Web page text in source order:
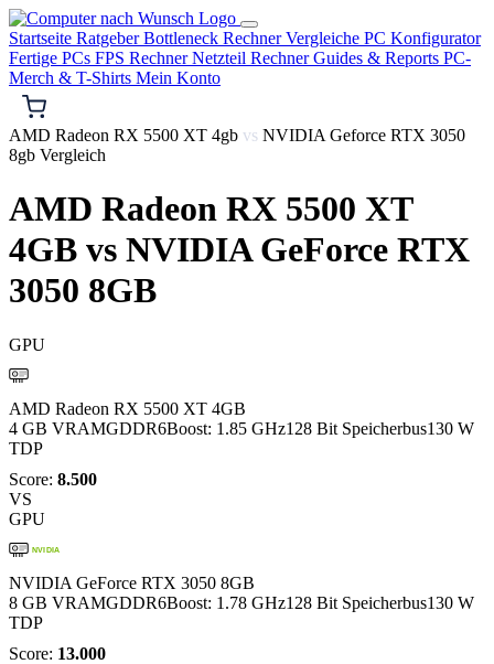
Startseite RatgeberBottleneck RechnerVergleiche PC Konfigurator
Fertige PCs FPS RechnerNetzteil RechnerGuides & Reports PC-
Merch & T-Shirts Mein Konto
AMD Radeon RX 5500 XT 4gb vs NVIDIA Geforce RTX 3050
8gb Vergleich
AMD Radeon RX 5500 XT
4GB vs NVIDIA GeForce RTX
3050 8GB
GPU
AMD Radeon RX 5500 XT 4GB
4 GB VRAMGDDR6Boost: 1.85 GHz128 Bit Speicherbus130 W
TDP
Score: 8.500
VS
GPU
NVIDIA
NVIDIA GeForce RTX 3050 8GB
8 GB VRAMGDDR6Boost: 1.78 GHz128 Bit Speicherbus130 W
TDP
Score: 13.000